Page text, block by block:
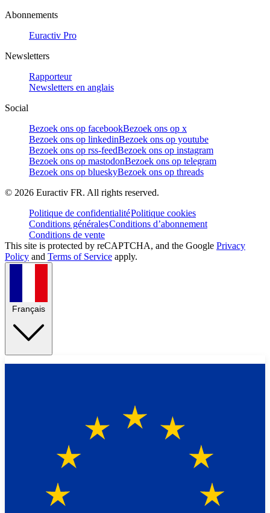
Abonnements
Euractiv Pro
Newsletters
Rapporteur
Newsletters en anglais
Social
Bezoek ons op facebookBezoek ons op x
Bezoek ons op linkedinBezoek ons op youtube
Bezoek ons op rss-feedBezoek ons op instagram
Bezoek ons op mastodonBezoek ons op telegram
Bezoek ons op blueskyBezoek ons op threads
© 2026 Euractiv FR. All rights reserved.
Politique de confidentialitéPolitique cookies
Conditions généralesConditions d’abonnement
Conditions de vente
This site is protected by reCAPTCHA, and the Google Privacy
Policy and Terms of Service apply.
Français